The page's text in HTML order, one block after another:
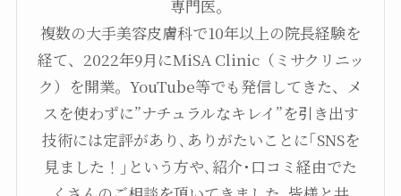
専門医。
複数の大手美容皮膚科で10年以上の院長経験を
経て、2022年9月にMiSA Clinic（ミサクリニッ
ク）を開業。YouTube等でも発信してきた、メ
スを使わずに”ナチュラルなキレイ”を引き出す
技術には定評があり､ありがたいことに｢SNSを
見ました！｣という方や､紹介･口コミ経由でた